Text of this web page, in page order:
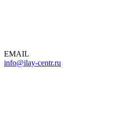
EMAIL
info@ilay-centr.ru